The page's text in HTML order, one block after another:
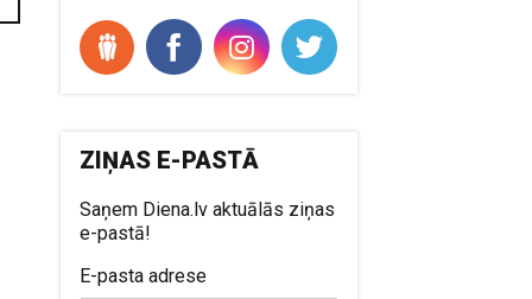
ZIŅAS E-PASTĀ
Saņem Diena.lv aktuālās ziņas
e-pastā!
E-pasta adrese